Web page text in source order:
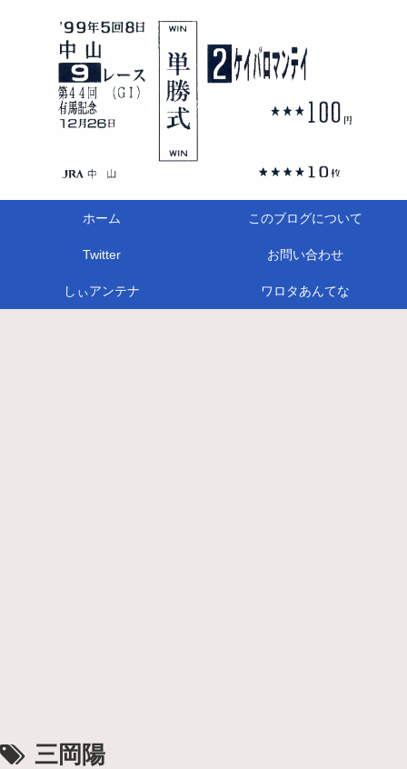
ホーム このブログについて
Twitter お問い合わせ
しぃアンテナ ワロタあんてな
三岡陽